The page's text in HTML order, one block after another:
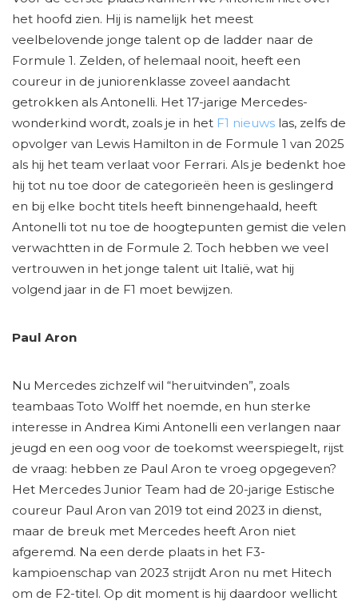
het hoofd zien. Hij is namelijk het meest
veelbelovende jonge talent op de ladder naar de
Formule 1. Zelden, of helemaal nooit, heeft een
coureur in de juniorenklasse zoveel aandacht
getrokken als Antonelli. Het 17-jarige Mercedes-
wonderkind wordt, zoals je in het F1 nieuws las, zelfs de
opvolger van Lewis Hamilton in de Formule 1 van 2025
als hij het team verlaat voor Ferrari. Als je bedenkt hoe
hij tot nu toe door de categorieën heen is geslingerd
en bij elke bocht titels heeft binnengehaald, heeft
Antonelli tot nu toe de hoogtepunten gemist die velen
verwachtten in de Formule 2. Toch hebben we veel
vertrouwen in het jonge talent uit Italië, wat hij
volgend jaar in de F1 moet bewijzen.
Paul Aron
Nu Mercedes zichzelf wil “heruitvinden”, zoals
teambaas Toto Wolff het noemde, en hun sterke
interesse in Andrea Kimi Antonelli een verlangen naar
jeugd en een oog voor de toekomst weerspiegelt, rijst
de vraag: hebben ze Paul Aron te vroeg opgegeven?
Het Mercedes Junior Team had de 20-jarige Estische
coureur Paul Aron van 2019 tot eind 2023 in dienst,
maar de breuk met Mercedes heeft Aron niet
afgeremd. Na een derde plaats in het F3-
kampioenschap van 2023 strijdt Aron nu met Hitech
om de F2-titel. Op dit moment is hij daardoor wellicht